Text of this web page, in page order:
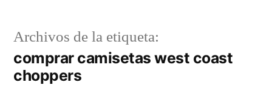
Archivos de la etiqueta:
comprar camisetas west coast
choppers